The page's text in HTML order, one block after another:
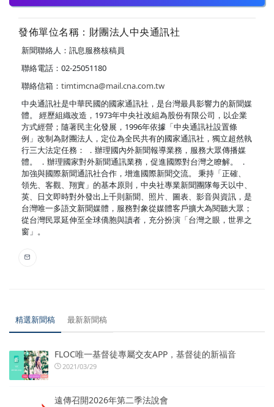
發佈單位名稱：財團法人中央通訊社
新聞聯絡人：訊息服務核稿員
聯絡電話：02-25051180
聯絡信箱： timtimcna@mail.cna.com.tw
中央通訊社是中華民國的國家通訊社，是台灣最具影響力的新聞媒
體。 經歷組織改造，1973年中央社改組為股份有限公司，以企業
方式經營；隨著民主化發展，1996年依據「中央通訊社設置條
例」改制為財團法人，定位為全民共有的國家通訊社，獨立超然執
行三大法定任務： ．辦理國內外新聞報導業務，服務大眾傳播媒
體。 ．辦理國家對外新聞通訊業務，促進國際對台灣之瞭解。 ．
加強與國際新聞通訊社合作，增進國際新聞交流。 秉持「正確、
領先、客觀、翔實」的基本原則，中央社專業新聞團隊每天以中、
英、日文即時對外發出上千則新聞、照片、圖表、影音與資訊，是
台灣唯一多語文新聞媒體，服務對象從媒體客戶擴大為閱聽大眾；
從台灣民眾延伸至全球僑胞與讀者，充分扮演「台灣之眼，世界之
窗」。
精選新聞稿 最新新聞稿
FLOC唯一基督徒專屬交友APP，基督徒的新福音
2021/03/29
遠傳召開2026年第二季法說會